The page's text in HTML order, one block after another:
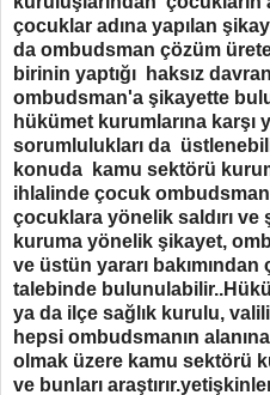
çocuklar adına yapılan
da ombudsman çözüm
birinin yaptığı haksız
ombudsman'a şikayette
hükümet kurumlarına karşı
sorumlulukları da
konuda kamu sektörü
ihlalinde çocuk
çocuklara yönelik saldırı ve
kuruma yönelik şikayet,
ve üstün yararı bakımından
talebinde
ya da ilçe sağlık kurulu,
hepsi ombudsmanın
olmak üzere kamu sektörü
ve bunları